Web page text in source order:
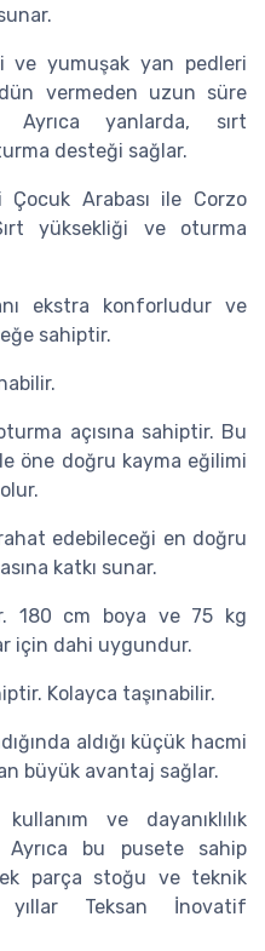
ve yumuşak yan pedleri
vermeden uzun süre
Ayrıca yanlarda, sırt
desteği sağlar.
Arabası ile Corzo
yüksekliği ve oturma
ekstra konforludur ve
sahiptir.
açısına sahiptir. Bu
öne doğru kayma eğilimi
rahat edebileceği en doğru
katkı sunar.
180 cm boya ve 75 kg
için dahi uygundur.
Kolayca taşınabilir.
aldığı küçük hacmi
büyük avantaj sağlar.
ve dayanıklılık
Ayrıca bu pusete sahip
parça stoğu ve teknik
Teksan İnovatif